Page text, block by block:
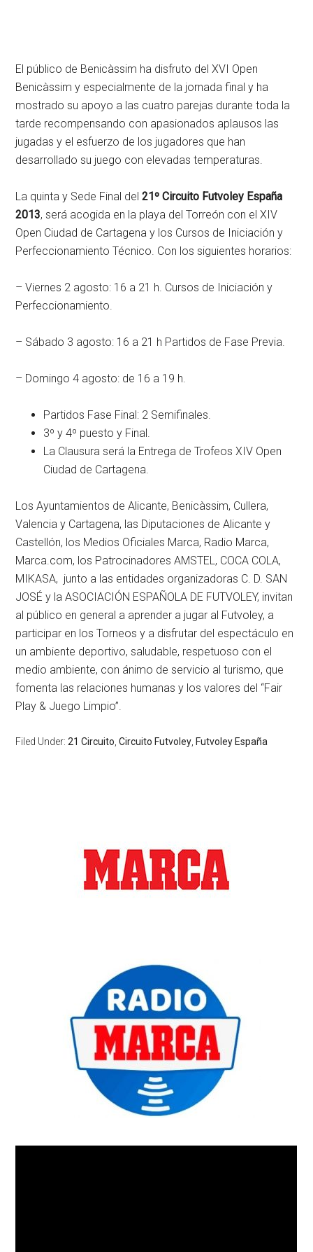
El público de Benicàssim ha disfruto del XVI Open
Benicàssim y especialmente de la jornada final y ha
mostrado su apoyo a las cuatro parejas durante toda la
tarde recompensando con apasionados aplausos las
jugadas y el esfuerzo de los jugadores que han
desarrollado su juego con elevadas temperaturas.
La quinta y Sede Final del21º Circuito Futvoley España
2013, será acogida en la playa del Torreón con el XIV
Open Ciudad de Cartagena y los Cursos de Iniciación y
Perfeccionamiento Técnico. Con los siguientes horarios:
– Viernes 2 agosto: 16 a 21 h. Cursos de Iniciación y
Perfeccionamiento.
– Sábado 3 agosto: 16 a 21 h Partidos de Fase Previa.
– Domingo 4 agosto: de 16 a 19 h.
Partidos Fase Final: 2 Semifinales.
3º y 4º puesto y Final.
La Clausura será la Entrega de Trofeos XIV Open
Ciudad de Cartagena.
Los Ayuntamientos de Alicante, Benicàssim, Cullera,
Valencia y Cartagena, las Diputaciones de Alicante y
Castellón, los Medios Oficiales Marca, Radio Marca,
Marca.com, los Patrocinadores AMSTEL, COCA COLA,
MIKASA, junto a las entidades organizadoras C. D. SAN
JOSÉ y la ASOCIACIÓN ESPAÑOLA DE FUTVOLEY, invitan
al público en general a aprender a jugar al Futvoley, a
participar en los Torneos y a disfrutar del espectáculo en
un ambiente deportivo, saludable, respetuoso con el
medio ambiente, con ánimo de servicio al turismo, que
fomenta las relaciones humanas y los valores del “Fair
Play & Juego Limpio”.
Filed Under:21 Circuito ,Circuito Futvoley Futvoley España